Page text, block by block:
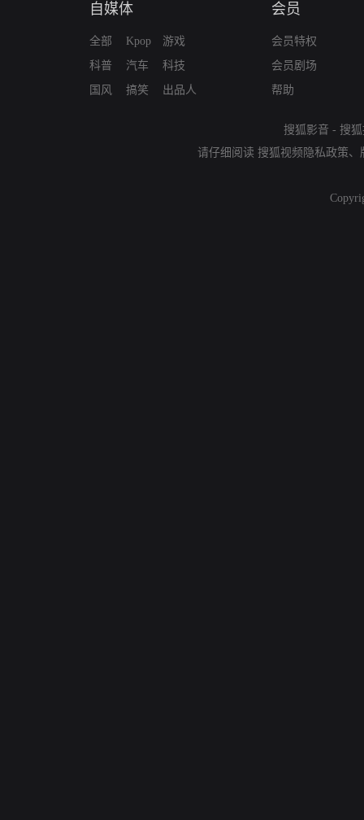
自媒体
全部
科普
国风
Kpop
汽车
搞笑
游戏
科技
出品人
会员
会员特权
会员剧场
帮助
搜狐影音 - 搜
请仔细阅读 搜狐视频隐私政策、